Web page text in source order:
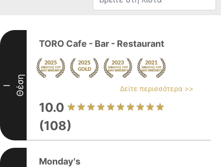
I Θέση
TORO Cafe - Bar - Restaurant
Δείτε περισσότερα >>
10.0
(108)
Monday's